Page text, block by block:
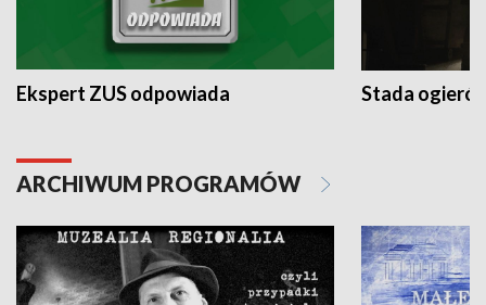
Ekspert ZUS odpowiada Stada
ARCHIWUM PROGRAMÓW